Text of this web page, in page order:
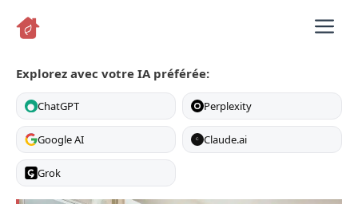
Explorez avec votre IA préférée:
ChatGPT Perplexity
Google AI C Claude.ai
Grok